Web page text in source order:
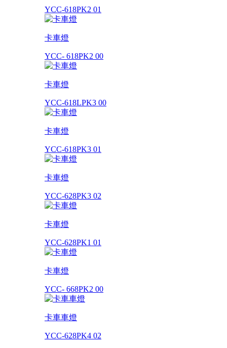
YCC-618PK2 01
卡車燈
YCC- 618PK2 00
卡車燈
YCC-618LPK3 00
卡車燈
YCC-618PK3 01
卡車燈
YCC-628PK3 02
卡車燈
YCC-628PK1 01
卡車燈
YCC- 668PK2 00
卡車車燈
YCC-628PK4 02